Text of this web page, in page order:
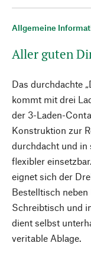
Allgemeine
Aller guten
Das durchdachte
kommt mit drei
der 3-Laden-
Konstruktion zur
durchdacht und in
flexibler
eignet sich der
Bestelltisch
Schreibtisch und
dient selbst
veritable Ablage.